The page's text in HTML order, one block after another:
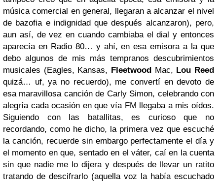
música comercial en general, llegaran a alcanzar el nivel
de bazofia e indignidad que después alcanzaron), pero,
aun así, de vez en cuando cambiaba el dial y entonces
aparecía en Radio 80… y ahí, en esa emisora a la que
debo algunos de mis más tempranos descubrimientos
musicales (Eagles, Kansas, Fleetwood Mac, Lou Reed
quizá… uf, ya no recuerdo), me convertí en devoto de
esa maravillosa canción de Carly Simon, celebrando con
alegría cada ocasión en que vía FM llegaba a mis oídos.
Siguiendo con las batallitas, es curioso que no
recordando, como he dicho, la primera vez que escuché
la canción, recuerde sin embargo perfectamente el día y
el momento en que, sentado en el váter, caí en la cuenta
sin que nadie me lo dijera y después de llevar un ratito
tratando de descifrarlo (aquella voz la había escuchado